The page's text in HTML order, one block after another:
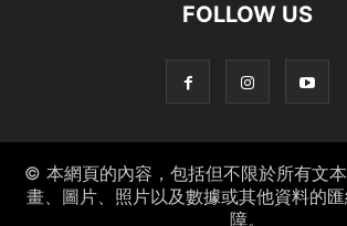
FOLLOW US
© 本網頁的內容，包括但不限於所有文
畫、圖片、照片以及數據或其他資料的
障。